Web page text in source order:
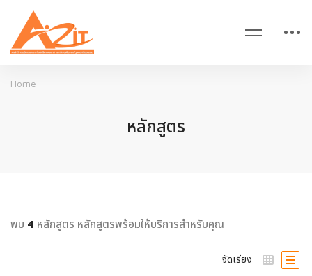
Home
หลักสูตร
พบ 4 หลักสูตร หลักสูตรพร้อมให้บริการสำหรับคุณ
จัดเรียง